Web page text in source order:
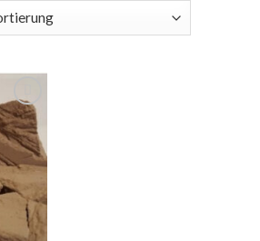
Add to
wishlist